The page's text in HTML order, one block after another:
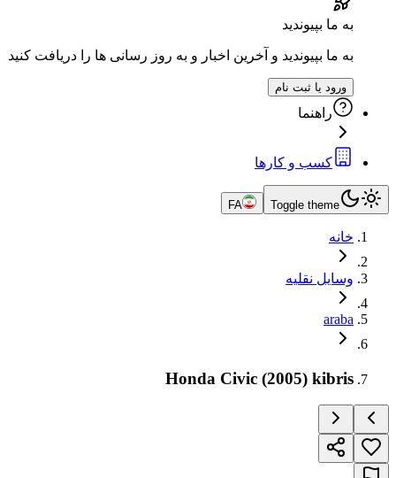
به ما بپیوندید
به ما بپیوندید و آخرین اخبار و به روز رسانی ها را دریافت کنید
ورود یا ثبت نام
راهنما
کسب و کارها
Toggle theme
FA
وسایل نقلیه
araba
Honda Civic (2005) kibris